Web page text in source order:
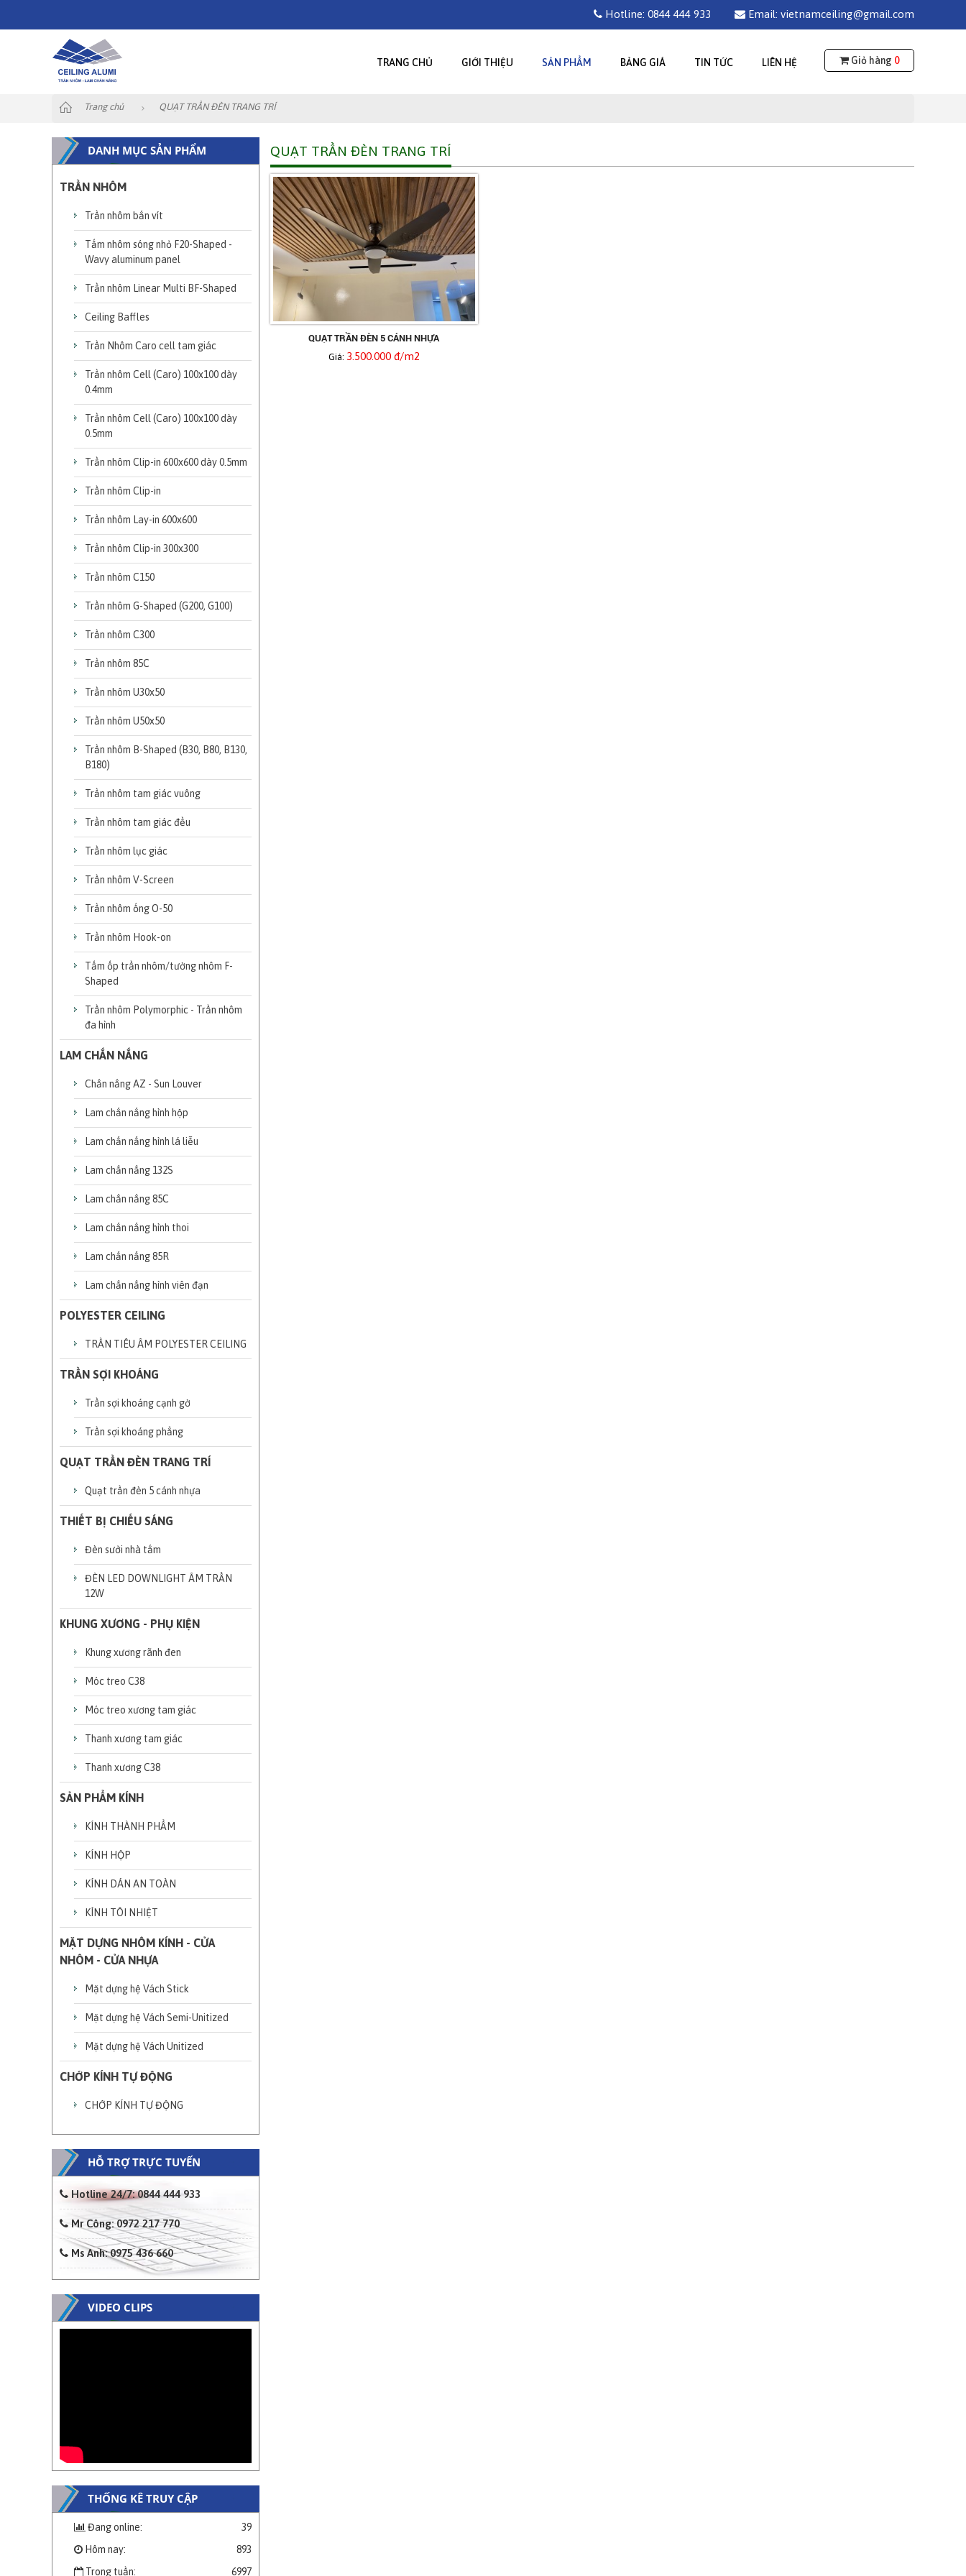
Hotline: 0844 444 933 Email: vietnamceiling@gmail.com
TRANG CHỦ GIỚI THIỆU SẢN PHẨM BẢNG GIÁ TIN TỨC LIÊN HỆ Giỏ hàng 0
Trang chủ QUẠT TRẦN ĐÈN TRANG TRÍ
DANH MỤC SẢN PHẨM
TRẦN NHÔM
Trần nhôm bắn vít
Tấm nhôm sóng nhỏ F20-Shaped -
Wavy aluminum panel
Trần nhôm Linear Multi BF-Shaped
Ceiling Baffles
Trần Nhôm Caro cell tam giác
Trần nhôm Cell (Caro) 100x100 dày
0.4mm
Trần nhôm Cell (Caro) 100x100 dày
0.5mm
Trần nhôm Clip-in 600x600 dày 0.5mm
Trần nhôm Clip-in
Trần nhôm Lay-in 600x600
Trần nhôm Clip-in 300x300
Trần nhôm C150
Trần nhôm G-Shaped (G200, G100)
Trần nhôm C300
Trần nhôm 85C
Trần nhôm U30x50
Trần nhôm U50x50
Trần nhôm B-Shaped (B30, B80, B130,
B180)
Trần nhôm tam giác vuông
Trần nhôm tam giác đều
Trần nhôm lục giác
Trần nhôm V-Screen
Trần nhôm ống O-50
Trần nhôm Hook-on
Tấm ốp trần nhôm/tường nhôm F-
Shaped
Trần nhôm Polymorphic - Trần nhôm
đa hình
LAM CHẮN NẮNG
Chắn nắng AZ - Sun Louver
Lam chắn nắng hình hộp
Lam chắn nắng hình lá liễu
Lam chắn nắng 132S
Lam chắn nắng 85C
Lam chắn nắng hình thoi
Lam chắn nắng 85R
Lam chắn nắng hình viên đạn
POLYESTER CEILING
TRẦN TIÊU ÂM POLYESTER CEILING
TRẦN SỢI KHOÁNG
Trần sợi khoáng cạnh gờ
Trần sợi khoáng phẳng
QUẠT TRẦN ĐÈN TRANG TRÍ
Quạt trần đèn 5 cánh nhựa
THIẾT BỊ CHIẾU SÁNG
Đèn sưởi nhà tắm
ĐÈN LED DOWNLIGHT ÂM TRẦN
12W
KHUNG XƯƠNG - PHỤ KIỆN
Khung xương rãnh đen
Móc treo C38
Móc treo xương tam giác
Thanh xương tam giác
Thanh xương C38
SẢN PHẨM KÍNH
KÍNH THÀNH PHẨM
KÍNH HỘP
KÍNH DÁN AN TOÀN
KÍNH TÔI NHIỆT
MẶT DỰNG NHÔM KÍNH - CỬA
NHÔM - CỬA NHỰA
Mặt dựng hệ Vách Stick
Mặt dựng hệ Vách Semi-Unitized
Mặt dựng hệ Vách Unitized
CHỚP KÍNH TỰ ĐỘNG
CHỚP KÍNH TỰ ĐỘNG
HỖ TRỢ TRỰC TUYẾN
Hotline 24/7: 0844 444 933
Mr Công: 0972 217 770
Ms Anh: 0975 436 660
VIDEO CLIPS
THỐNG KÊ TRUY CẬP
Đang online:
39
Hôm nay:
893
Trong tuần:
6997
QUẠT TRẦN ĐÈN TRANG TRÍ
QUẠT TRẦN ĐÈN 5 CÁNH NHỰA
Giá: 3.500.000 đ/m2